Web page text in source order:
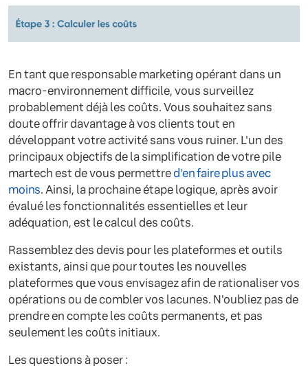
En tant que responsable marketing opérant dans un
macro-environnement difficile, vous surveillez
probablement déjà les coûts. Vous souhaitez sans
doute offrir davantage à vos clients tout en
développant votre activité sans vous ruiner. L'un des
principaux objectifs de la simplification de votre pile
martech est de vous permettred'en faire plus avec
moins. Ainsi, la prochaine étape logique, après avoir
évalué les fonctionnalités essentielles et leur
adéquation, est le calcul des coûts.
Rassemblez des devis pour les plateformes et outils
existants, ainsi que pour toutes les nouvelles
plateformes que vous envisagez afin de rationaliser vos
opérations ou de combler vos lacunes. N'oubliez pas de
prendre en compte les coûts permanents, et pas
seulement les coûts initiaux.
Les questions à poser :